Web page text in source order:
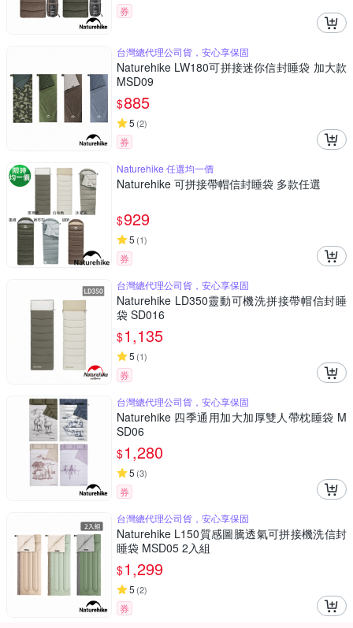
券
台灣總代理公司貨，安心享保固
Naturehike LW180可拼接迷你信封睡袋 加大款
MSD09
$885
5 (2)
券
Naturehike 任選均一價
Naturehike 可拼接帶帽信封睡袋 多款任選
$929
5 (1)
券
台灣總代理公司貨，安心享保固
Naturehike LD350靈動可機洗拼接帶帽信封睡
袋 SD016
$1,135
5 (1)
券
台灣總代理公司貨，安心享保固
Naturehike 四季通用加大加厚雙人帶枕睡袋 M
SD06
$1,280
5 (3)
券
台灣總代理公司貨，安心享保固
Naturehike L150質感圖騰透氣可拼接機洗信封
睡袋 MSD05 2入組
$1,299
5 (2)
券